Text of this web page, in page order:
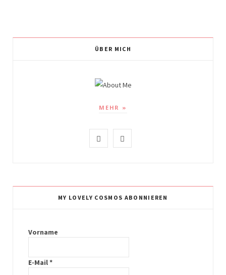
ÜBER MICH
MEHR »
t
a
t
s
MY LOVELY COSMOS ABONNIEREN
Vorname
E-Mail*